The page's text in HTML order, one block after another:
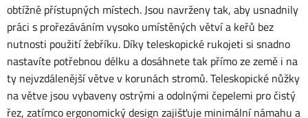
obtížně přístupných místech. Jsou navrženy tak, aby usnadnily
práci s prořezáváním vysoko umístěných větví a keřů bez
nutnosti použití žebříku. Díky teleskopické rukojeti si snadno
nastavíte potřebnou délku a dosáhnete tak přímo ze země i na
ty nejvzdálenější větve v korunách stromů. Teleskopické nůžky
na větve jsou vybaveny ostrými a odolnými čepelemi pro čistý
řez, zatímco ergonomický design zajišťuje minimální námahu a